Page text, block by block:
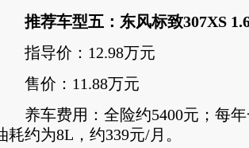
推荐车型五：东风标致307XS
指导价：12.98万元
售价：11.88万元
养车费用：全险约5400元；每年
耗约为8L，约339元/月。